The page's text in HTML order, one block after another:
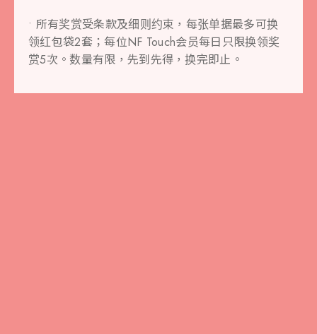
• 所有奖赏受条款及细则约束，每张单据最多可换
领红包袋2套；每位NF Touch会员每日只限换领奖
赏5次。数量有限，先到先得，换完即止。